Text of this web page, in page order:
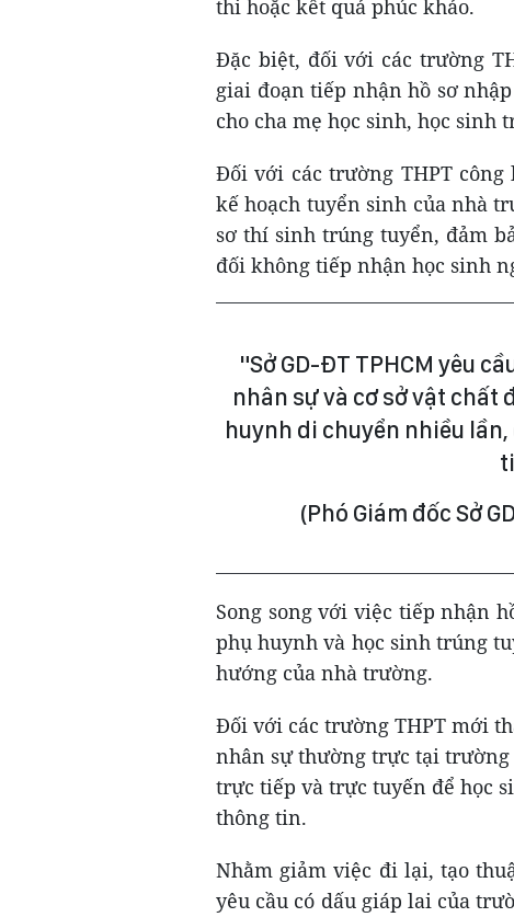
thi hoặc kết quả phúc khảo.
Đặc biệt, đối với các trường
giai đoạn tiếp nhận hồ sơ
cho cha mẹ học sinh, học sinh
Đối với các trường THPT
kế hoạch tuyển sinh của nhà
sơ thí sinh trúng tuyển, đảm
đối không tiếp nhận học sinh
"Sở GD-ĐT TPHCM yêu
nhân sự và cơ sở vật chất
huynh di chuyển nhiều
(Phó Giám đốc Sở
Song song với việc tiếp nhận
phụ huynh và học sinh trúng
hướng của nhà trường.
Đối với các trường THPT mới
nhân sự thường trực tại trường
trực tiếp và trực tuyến để học
thông tin.
Nhằm giảm việc đi lại, tạo
yêu cầu có dấu giáp lai của